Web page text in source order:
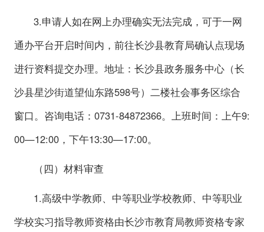
3.申请人如在网上办理确实无法完成，可于一网
通办平台开启时间内，前往长沙县教育局确认点现场
进行资料提交办理。地址：长沙县政务服务中心（长
沙县星沙街道望仙东路598号）二楼社会事务区综合
窗口。咨询电话：0731-84872366。上班时间：上午9:
00—12:00，下午13:30—17:00。
（四）材料审查
1.高级中学教师、中等职业学校教师、中等职业
学校实习指导教师资格由长沙市教育局教师资格专家